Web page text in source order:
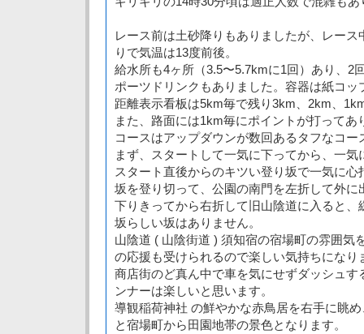
レース前は土砂降りもありましたが、レー
りで気温は13度前後。
給水所も4ヶ所（3.5〜5.7kmに1回）あり、2
ポーツドリンクもありました。容器は紙コッ
距離表示看板は5km毎で残り3km、2km、
また、路面には1km毎にポイントが打ってあ
コースはアップダウンが数回あるタフなコー
まず、スタートして一気に下ってから、一気
スタート直後からのキツい登り坂で一気に心
坂を登り切って、公園の南門を左折して外に
下りきってから右折して旧山陰道に入ると、
坂らしい坂はありません。
山陰道 ( 山陰街道 ) 須知宿の宿場町の雰囲気
の応援も受けられるので楽しい気持ちになり
商店街のど真ん中で車を気にせずダッシュす
ンナーは楽しいと思います。
導観稲荷神社 の鮮やかな赤鳥居を右手に眺
と宿場町から田園地帯の景色となります。